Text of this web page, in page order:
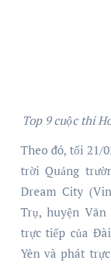
Top 9 cuộc thi
Theo đó, tối 21/
trời Quảng
Dream City
Trụ, huyện Văn
trực tiếp của
Yên và phát